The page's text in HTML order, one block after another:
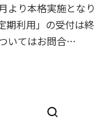
より本格実施となり
期利用」の受付は終
いてはお問合…